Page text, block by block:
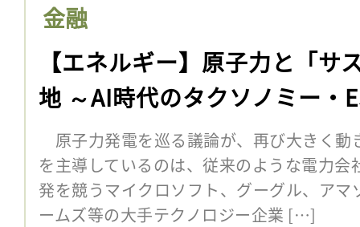
金融
【エネルギー】原子力と「サ
地 ～AI時代のタクソノミー・
原子力発電を巡る議論が、再び大きく動
を主導しているのは、従来のような電力
発を競うマイクロソフト、グーグル、ア
ームズ等の大手テクノロジー企業 […]